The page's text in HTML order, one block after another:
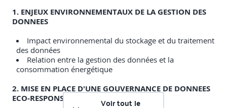
1. ENJEUX ENVIRONNEMENTAUX DE LA GESTION DES
DONNEES
Impact environnemental du stockage et du traitement
des données
Relation entre la gestion des données et la
consommation énergétique
2. MISE EN PLACE D'UNE GOUVERNANCE DE DONNEES
ECO-RESPONSABLE
Voir tout le